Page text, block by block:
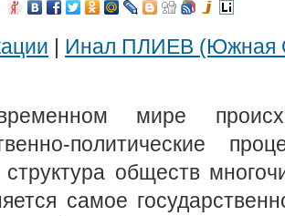
| Инал ПЛИЕВ (Южная
мире
политические
структура обществ
самое